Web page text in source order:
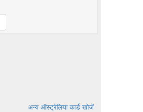
अन्य ऑस्ट्रेलिया कार्ड खोजें